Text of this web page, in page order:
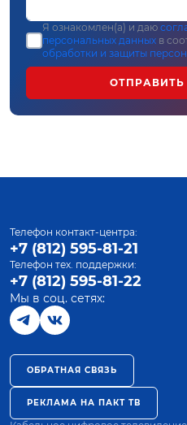
Я ознакомлен(а) и даю
персональных данных в
обработки и защиты
ОТПРАВИТЬ
Телефон контакт-центра:
+7 (812) 595-81-21
Телефон тех. поддержки:
+7 (812) 595-81-22
Мы в соц. сетях:
ОБРАТНАЯ СВЯЗЬ
РЕКЛАМА НА ПАКТ ТВ